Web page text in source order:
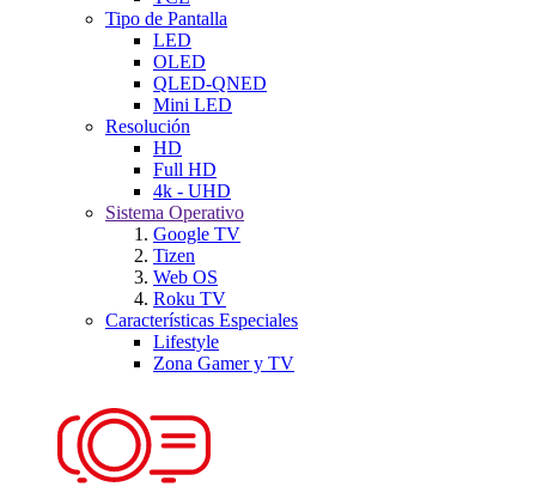
Tipo de Pantalla
LED
OLED
QLED-QNED
Mini LED
Resolución
HD
Full HD
4k - UHD
Sistema Operativo
Google TV
Tizen
Web OS
Roku TV
Características Especiales
Lifestyle
Zona Gamer y TV